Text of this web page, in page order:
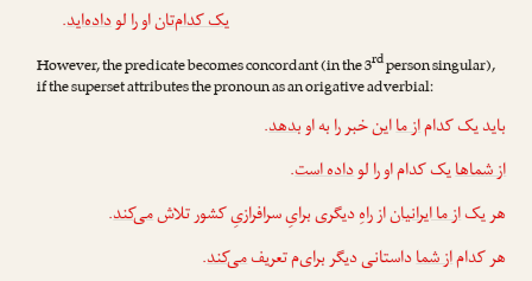
یک کدام‌تاناو را لوداده‌اید.
However, the predicate becomes concordant (in the 3rdperson singular),
if the superset attributes the pronoun as an origative adverbial:
باید یک کداماز مااین خبر را به اوبدهد.
از شماهایک کدام او را لوداده است.
هر یکاز ما ایرانیاناز راهِ دیگری برایِ سرافرازیِ کشور تلاشمی‌کند.
هر کداماز شماداستانی دیگر برای‌م تعریفمی‌کند.